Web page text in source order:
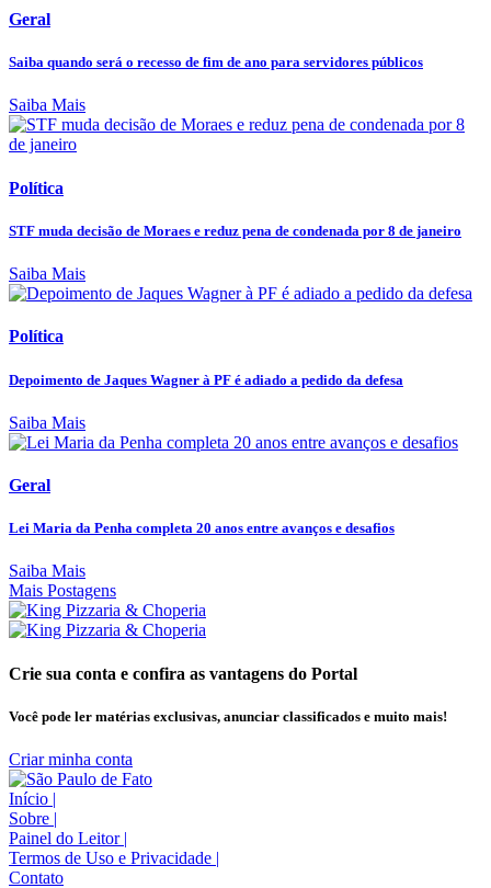
Geral
Saiba quando será o recesso de fim de ano para servidores públicos
Saiba Mais
Política
STF muda decisão de Moraes e reduz pena de condenada por 8 de janeiro
Saiba Mais
Política
Depoimento de Jaques Wagner à PF é adiado a pedido da defesa
Saiba Mais
Geral
Lei Maria da Penha completa 20 anos entre avanços e desafios
Saiba Mais
Mais Postagens
Crie sua conta e confira as vantagens do Portal
Você pode ler matérias exclusivas, anunciar classificados e muito mais!
Criar minha conta
Início |
Sobre |
Painel do Leitor |
Termos de Uso e Privacidade |
Contato